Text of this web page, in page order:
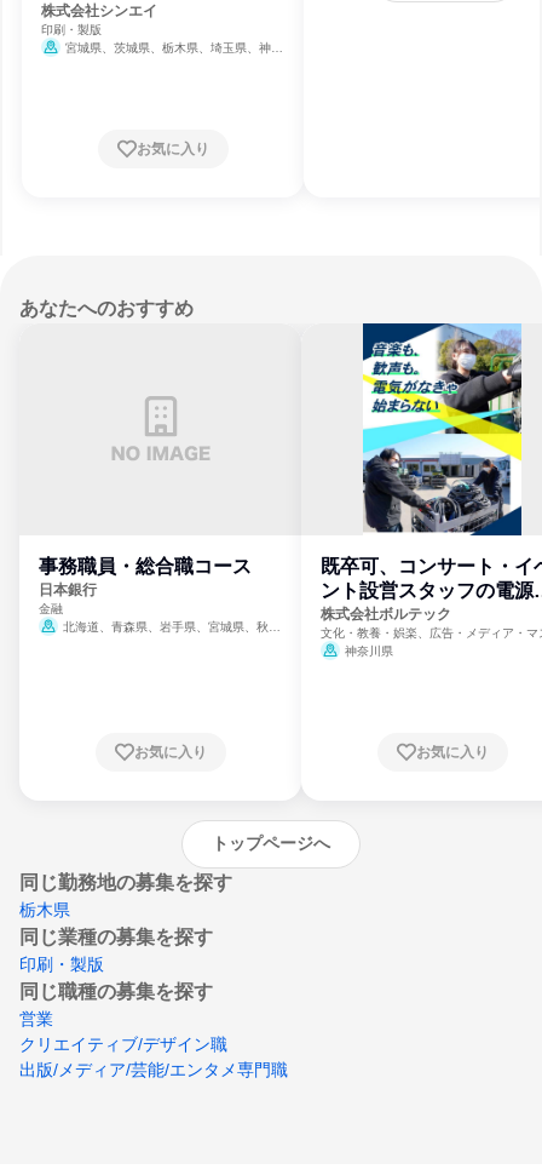
株式会社シンエイ
印刷・製版
宮城県、茨城県、栃木県、埼玉県、神奈
お気に入り
あなたへのおすすめ
事務職員・総合職コース
日本銀行
金融
北海道、青森県、岩手県、宮城県、秋田
崎県、熊本県、大分県、宮崎県、鹿児島県、
お気に入り
既卒可、コンサート・イ
ント設営スタッフの電源
門
株式会社ボルテック
文化・教養・娯楽、広告・メディア・マ
ミ、電力・ガス・水道・エネルギー
神奈川県
お気に入り
トップページへ
同じ勤務地の募集を探す
栃木県
同じ業種の募集を探す
印刷・製版
同じ職種の募集を探す
営業
クリエイティブ/デザイン職
出版/メディア/芸能/エンタメ専門職